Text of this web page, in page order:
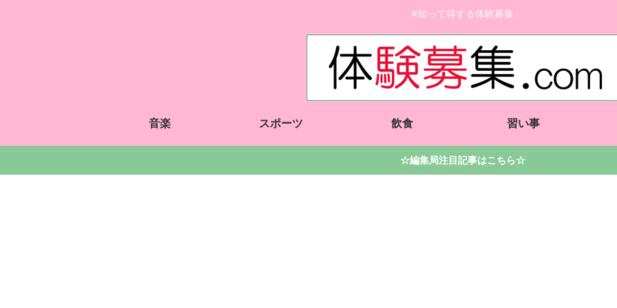
#知って得する体験募集
音楽 スポーツ 飲食 習い事
☆編集局注目記事はこちら☆